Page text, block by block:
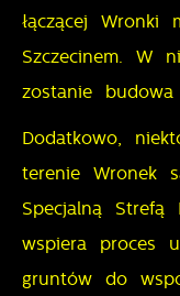
łączącej Wronki
Szczecinem. W
zostanie
Dodatkowo,
terenie Wronek
Specjalną Strefą
wspiera proces
gruntów do
gwarantuje
stronie.
i dostosowywać
Cookies
w zakresie
miejsca oraz
popularności
informacje są
zanonimizowanej.
Dzięki